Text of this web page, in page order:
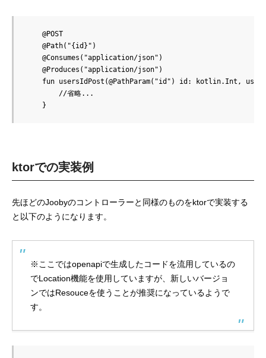
    @POST
    @Path("{id}")
    @Consumes("application/json")
    @Produces("application/json")
fun usersIdPost(@PathParam("id") id: kotlin.Int,
        //省略...
ktorでの実装例
先ほどのJoobyのコントローラーと同様のものをktorで実装する
と以下のようになります。
※ここではopenapiで生成したコードを流用しているの
でLocation機能を使用していますが、新しいバージョ
ンではResouceを使うことが推奨になっているようで
す。